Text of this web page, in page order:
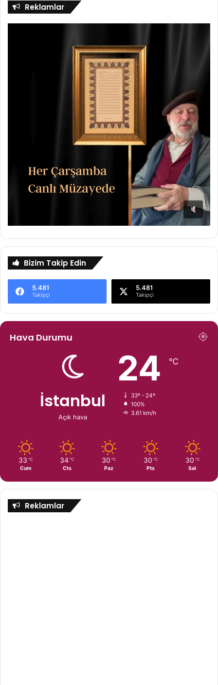
Reklamlar
Bizim Takip Edin
5.481
Takipçi
5.481
Takipçi
Hava Durumu
İstanbul
Açık hava
24 ℃
33º - 24º
100%
3.61 km/h
33 ℃
Cum
34 ℃
Cts
30 ℃
Paz
30 ℃
Pts
30 ℃
Sal
Reklamlar